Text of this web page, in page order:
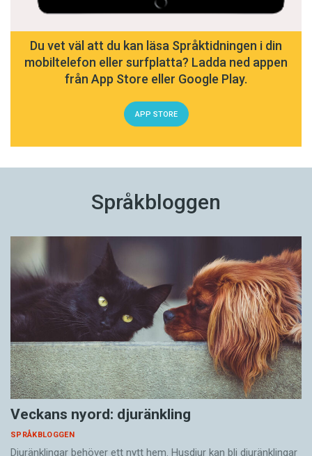
Du vet väl att du kan läsa Språktidningen i din
mobiltelefon eller surfplatta? Ladda ned appen
från App Store eller Google Play.
APP STORE
Språkbloggen
Veckans nyord: djuränkling
SPRÅKBLOGGEN
Djuränklingar behöver ett nytt hem. Husdjur kan bli djuränklingar